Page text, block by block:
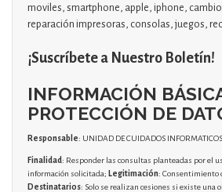
moviles, smartphone, apple, iphone,
reparación impresoras, consolas, juegos,
¡Suscríbete a Nuestro Boletín!
INFORMACIÓN
PROTECCIÓN DE
Responsable: UNIDAD DE CUIDADOS INFORMATICOS,
Finalidad: Responder las consultas planteadas por el
información solicitada; Legitimación: Consentimiento
Destinatarios: Solo se realizan cesiones si existe una